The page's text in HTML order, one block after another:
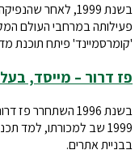
בשנת 1999, לאחר
פעילותה במרחבי העולם
'קומרסמיינד' פיתח תוכנת
פז דרור – מייסד,
בשנת 1996
1999 שב למכורתו,
בבניית אתרים.